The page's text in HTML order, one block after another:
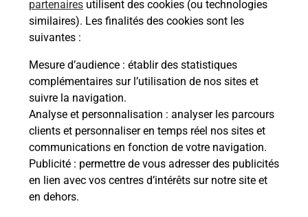
partenaires utilisent des cookies (ou technologies
similaires). Les finalités des cookies sont les
suivantes :
Mesure d’audience : établir des statistiques
complémentaires sur l’utilisation de nos sites et
suivre la navigation.
Analyse et personnalisation : analyser les parcours
clients et personnaliser en temps réel nos sites et
communications en fonction de votre navigation.
Publicité : permettre de vous adresser des publicités
en lien avec vos centres d’intérêts sur notre site et
en dehors.
Comment demander une
modification de livraison ?
Comment La Poste participe-t-elle
à votre sécurité au quotidien ?
Puis-je passer mon code de la route
avec La Poste et sous quelles
conditions ?